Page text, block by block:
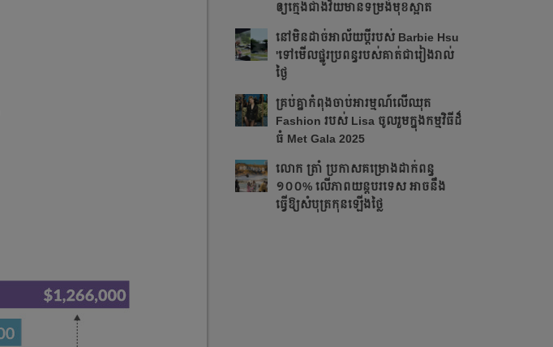
ឲ្យក្មេងជាងវ័យមានទម្រង់មុខស្អាត
នៅមិនដាច់អាល័យប្តីរបស់ Barbie Hsu
'ទៅមើលផ្នូរប្រពន្ធរបស់គាត់ជារៀងរាល់
ថ្ងៃ
គ្រប់គ្នាកំពុងចាប់អារម្មណ៍លើឈុត
Fashion របស់ Lisa ចូលរួមក្នុងកម្មវិធីដ៏
ធំ Met Gala 2025
លោក ត្រាំ ប្រកាសគម្រោងដាក់ពន្ធ
១០០% លើភាពយន្តបរទេស អាចនឹង
ធ្វើឱ្យសំបុត្រកុនឡើងថ្លៃ